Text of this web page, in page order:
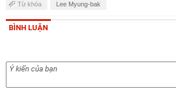
Từ khóa Lee Myung-bak
BÌNH LUẬN